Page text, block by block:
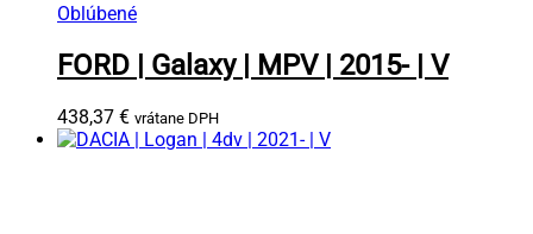
Oblúbené
FORD | Galaxy | MPV | 2015- | V
438,37 € vrátane DPH